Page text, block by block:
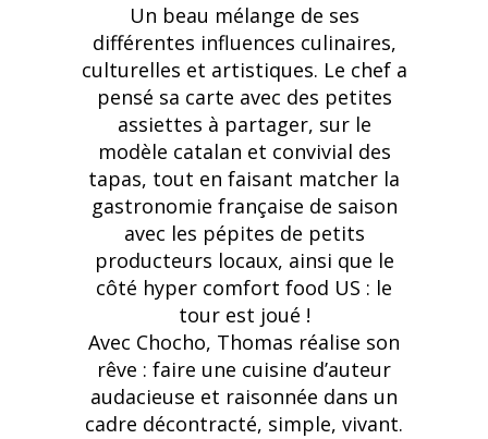
Un beau mélange de ses
différentes influences culinaires,
culturelles et artistiques. Le chef a
pensé sa carte avec des petites
assiettes à partager, sur le
modèle catalan et convivial des
tapas, tout en faisant matcher la
gastronomie française de saison
avec les pépites de petits
producteurs locaux, ainsi que le
côté hyper comfort food US : le
tour est joué !
Avec Chocho, Thomas réalise son
rêve : faire une cuisine d’auteur
audacieuse et raisonnée dans un
cadre décontracté, simple, vivant.